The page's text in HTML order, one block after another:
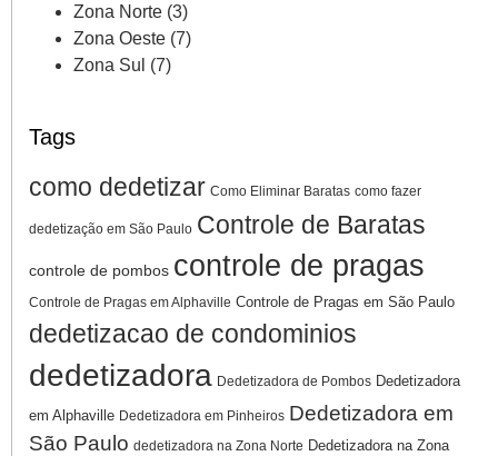
Zona Norte (3)
Zona Oeste (7)
Zona Sul (7)
Tags
como dedetizar Como Eliminar Baratas como fazer
dedetização em São Paulo Controle de Baratas
controle de pombos controle de pragas
Controle de Pragas em Alphaville Controle de Pragas em São Paulo
dedetizacao de condominios
dedetizadora Dedetizadora de Pombos Dedetizadora
em Alphaville Dedetizadora em Pinheiros Dedetizadora em
São Paulo dedetizadora na Zona Norte Dedetizadora na Zona